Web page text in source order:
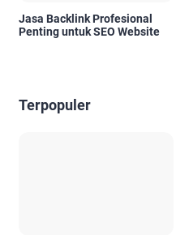
Jasa Backlink Profesional
Penting untuk SEO Website
Terpopuler